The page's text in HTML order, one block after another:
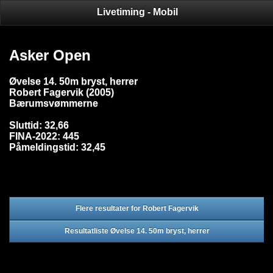
Livetiming - Mobil
Asker Open
Øvelse 14. 50m bryst, herrer
Robert Fagervik (2005)
Bærumsvømmerne
Sluttid: 32,66
FINA-2022: 445
Påmeldingstid: 32,45
Flere resultater for Robert Fagervik
Resultatliste Øvelse 14. 50m bryst, herrer